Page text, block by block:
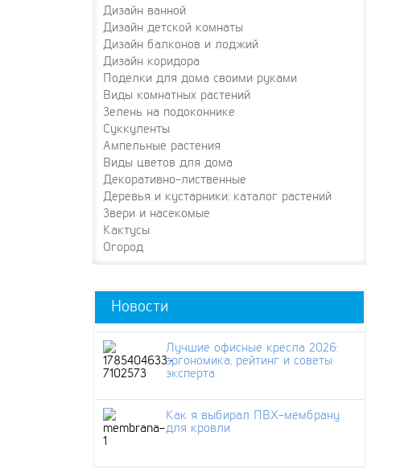
Дизайн ванной
Дизайн детской комнаты
Дизайн балконов и лоджий
Дизайн коридора
Поделки для дома своими руками
Виды комнатных растений
Зелень на подоконнике
Суккуленты
Ампельные растения
Виды цветов для дома
Декоративно-лиственные
Деревья и кустарники: каталог растений
Звери и насекомые
Кактусы
Огород
Новости
Лучшие офисные кресла 2026:
эргономика, рейтинг и советы
эксперта
Как я выбирал ПВХ-мембрану
для кровли